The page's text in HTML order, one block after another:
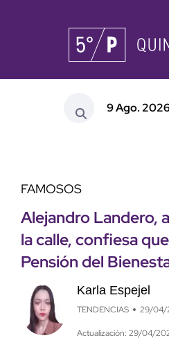
9 Ago.
FAMOSOS
Alejandro Landero,
la calle, confiesa
Pensión del
Karla Espejel
TENDENCIAS 29/04/
Actualización: 29/04/